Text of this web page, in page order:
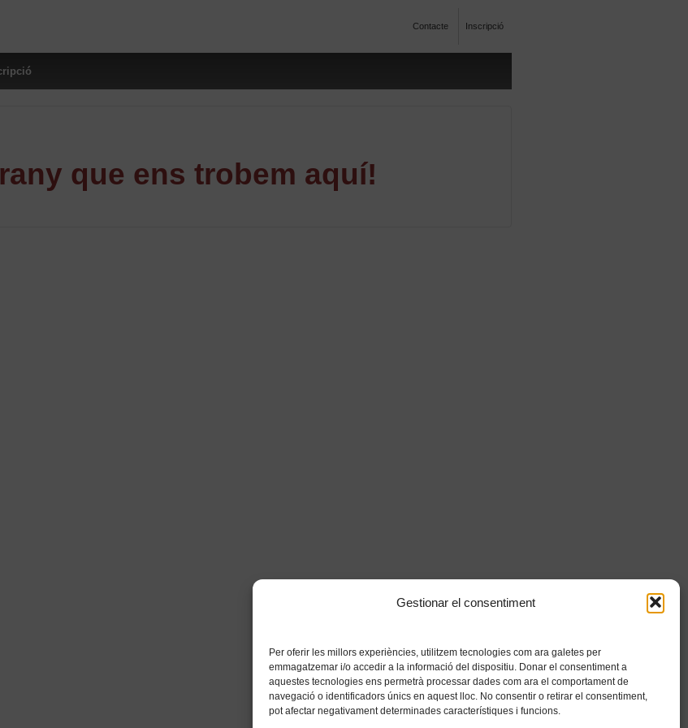
Gestionar el consentiment
Per oferir les millors experiències, utilitzem tecnologies com ara galetes per
emmagatzemar i/o accedir a la informació del dispositiu. Donar el consentiment a
aquestes tecnologies ens permetrà processar dades com ara el comportament de
navegació o identificadors únics en aquest lloc. No consentir o retirar el consentiment,
pot afectar negativament determinades característiques i funcions.
Contacte Inscripció
que ens trobem aquí!